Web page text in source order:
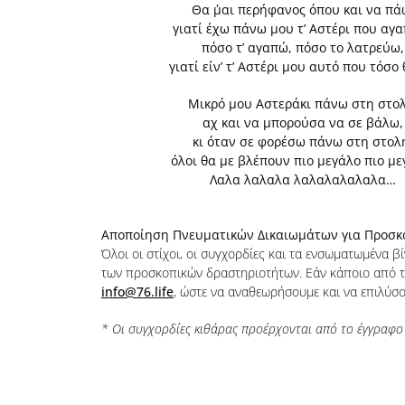
Θα ΄μαι περήφανος όπου και να
γιατί έχω πάνω μου τ’ Αστέρι που
πόσο τ’ αγαπώ, πόσο το λατρεύω,
γιατί είν’ τ’ Αστέρι μου αυτό που
Μικρό μου Αστεράκι πάνω στη
αχ και να μπορούσα να σε βάλω,
κι όταν σε φορέσω πάνω στη
όλοι θα με βλέπουν πιο μεγάλο πιο
Λαλα λαλαλα λαλαλαλαλαλα…
Αποποίηση Πνευματικών Δικαιωμάτων για
Όλοι οι στίχοι, οι συγχορδίες και τα ενσωματωμένα
των προσκοπικών δραστηριοτήτων. Εάν κάποιο από
info@76.life, ώστε να αναθεωρήσουμε και να
* Οι συγχορδίες κιθάρας προέρχονται από το έγγραφο